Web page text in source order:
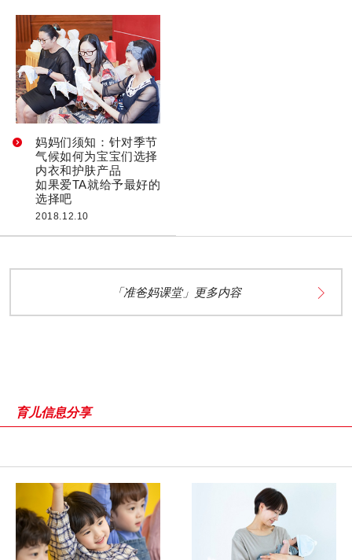
妈妈们须知：针对季节
气候如何为宝宝们选择
内衣和护肤产品
如果爱TA就给予最好的
选择吧
2018.12.10
「准爸妈课堂」更多内容
育儿信息分享